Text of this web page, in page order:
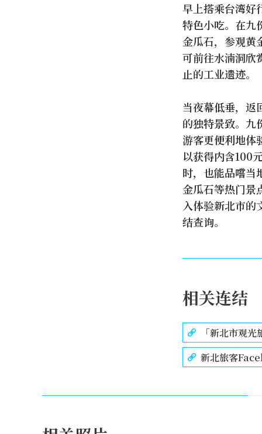
早上搭乘台湾好
特色小吃。在九
金瓜石，参观黄
可前往水湳洞欣
止的工业遗迹。
当夜幕低垂，返
的独特景致。九
游客更便利地体
以获得内含100
时，也能品嚐当
金瓜石等热门景
入体验新北市的
结查询。
相关连结
「新北市观
新北旅客